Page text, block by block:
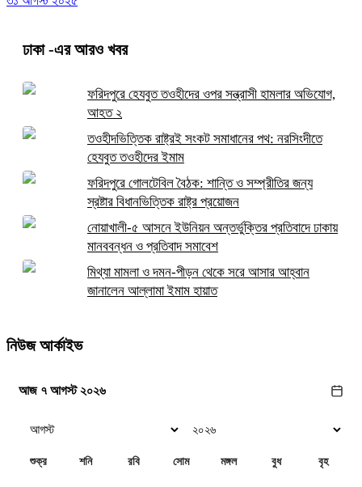
ঢাকা-এর আরও খবর
ফরিদপুরে হেযবুত তওহীদের ওপর সন্ত্রাসী হামলার অভিযোগ,
আহত ২
তওহীদভিত্তিক রাষ্ট্রই সংকট সমাধানের পথ: নরসিংদীতে
হেযবুত তওহীদের ইমাম
ফরিদপুরে গোলটেবিল বৈঠক: শান্তি ও সম্প্রীতির জন্য
স্রষ্টার বিধানভিত্তিক রাষ্ট্র প্রয়োজন
নোয়াখালী-৫ আসনে ইউনিয়ন অন্তর্ভুক্তির প্রতিবাদে ঢাকায়
মানববন্ধন ও প্রতিবাদ সমাবেশ
মিথ্যা মামলা ও দমন-পীড়ন থেকে সরে আসার আহ্বান
জানালেন আল্লামা ইমাম হায়াত
নিউজ আর্কাইভ
আজ ৭ আগস্ট ২০২৬
শুক্র শনি রবি সোম মঙ্গল বুধ বৃহ